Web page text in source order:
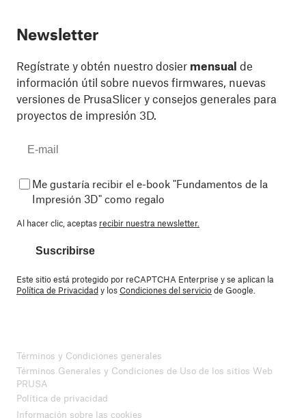
Newsletter
Regístrate y obtén nuestro dosier mensual de
información útil sobre nuevos firmwares, nuevas
versiones de PrusaSlicer y consejos generales para
proyectos de impresión 3D.
Me gustaría recibir el e-book "Fundamentos de la
Impresión 3D" como regalo
Al hacer clic, aceptas recibir nuestra newsletter.
Suscribirse
Este sitio está protegido por reCAPTCHA Enterprise y se aplican la
Política de Privacidady losCondiciones del serviciode Google.
Términos y Condiciones generales
Términos Generales y Condiciones de Uso de los sitios Web
PRUSA
Política de privacidad
Información sobre las cookies